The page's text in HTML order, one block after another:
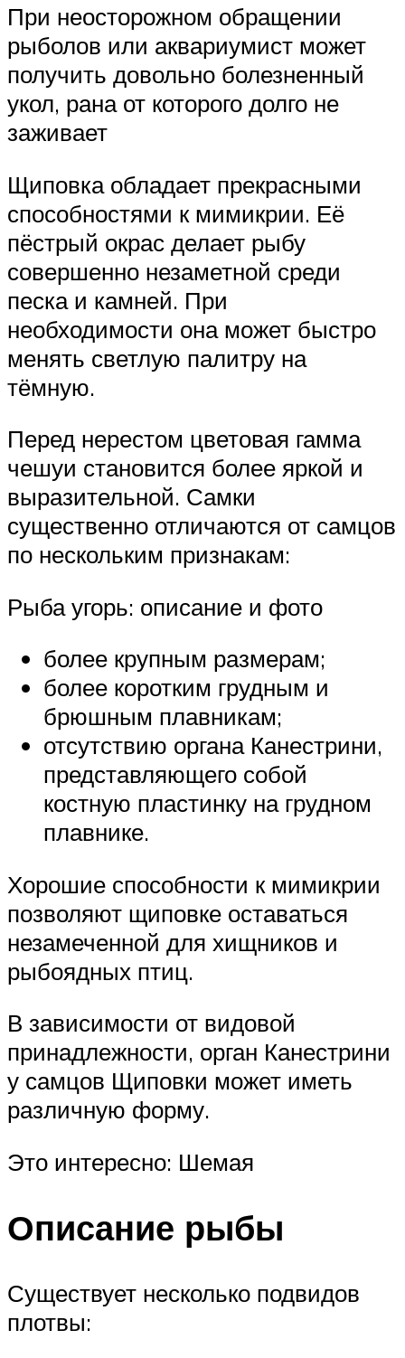
При неосторожном обращении
рыболов или аквариумист может
получить довольно болезненный
укол, рана от которого долго не
заживает
Щиповка обладает прекрасными
способностями к мимикрии. Её
пёстрый окрас делает рыбу
совершенно незаметной среди
песка и камней. При
необходимости она может быстро
менять светлую палитру на
тёмную.
Перед нерестом цветовая гамма
чешуи становится более яркой и
выразительной. Самки
существенно отличаются от самцов
по нескольким признакам:
Рыба угорь: описание и фото
более крупным размерам;
более коротким грудным и
брюшным плавникам;
отсутствию органа Канестрини,
представляющего собой
костную пластинку на грудном
плавнике.
Хорошие способности к мимикрии
позволяют щиповке оставаться
незамеченной для хищников и
рыбоядных птиц.
В зависимости от видовой
принадлежности, орган Канестрини
у самцов Щиповки может иметь
различную форму.
Это интересно: Шемая
Описание рыбы
Существует несколько подвидов
плотвы: